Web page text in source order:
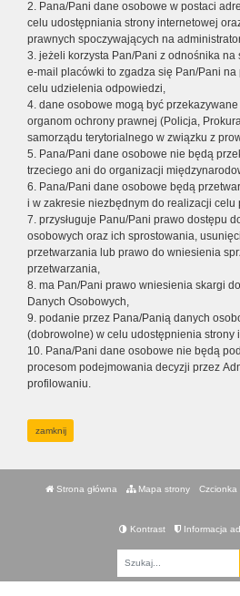
2. Pana/Pani dane osobowe w postaci
celu udostępniania strony internetowej
prawnych spoczywających na
3. jeżeli korzysta Pan/Pani z odnośnika
e-mail placówki to zgadza się Pan/Pani
celu udzielenia odpowiedzi,
4. dane osobowe mogą być
organom ochrony prawnej (Policja,
samorządu terytorialnego w związku z
5. Pana/Pani dane osobowe nie będą
trzeciego ani do organizacji
6. Pana/Pani dane osobowe będą
i w zakresie niezbędnym do realizacji celu
7. przysługuje Panu/Pani prawo dostępu
osobowych oraz ich sprostowania,
przetwarzania lub prawo do wniesienia
przetwarzania,
8. ma Pan/Pani prawo wniesienia skargi
Danych Osobowych,
9. podanie przez Pana/Panią danych
(dobrowolne) w celu udostępnienia strony
10. Pana/Pani dane osobowe nie będą
procesom podejmowania decyzji przez
profilowaniu.
zamknij
Strona główna Mapa strony Czcionka
Kontrast Informacja